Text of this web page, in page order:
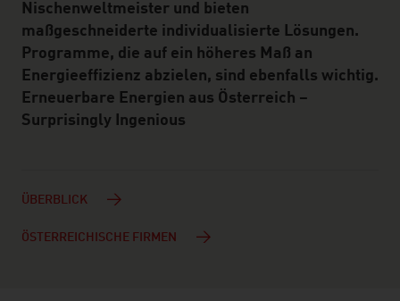
Nischenweltmeister und bieten
maßgeschneiderte individualisierte Lösungen.
Programme, die auf ein höheres Maß an
Energieeffizienz abzielen, sind ebenfalls wichtig.
Erneuerbare Energien aus Österreich –
Surprisingly Ingenious
ÜBERBLICK
ÖSTERREICHISCHE FIRMEN